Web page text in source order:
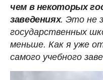
чем в некоторых
заведениях. Это не
государственных
меньше. Как я уже
самого учебного